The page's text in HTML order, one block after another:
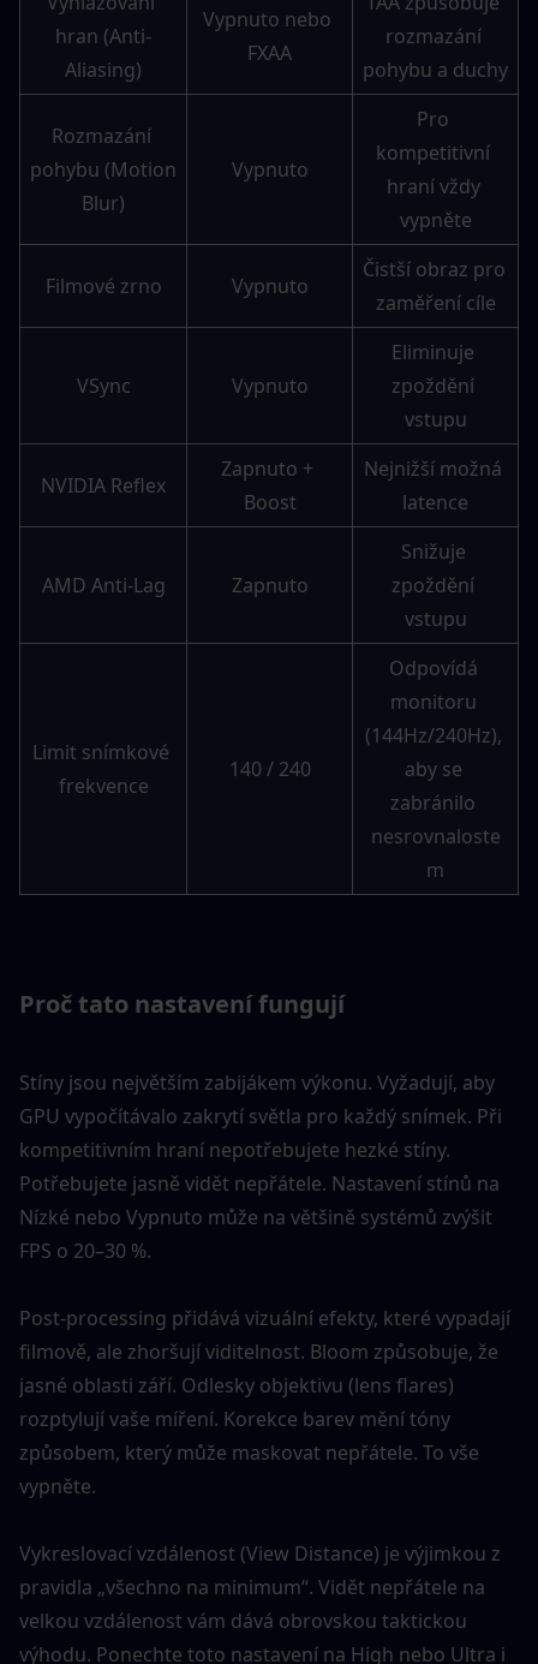
hran (Anti-
Aliasing)
Vypnuto nebo
FXAA
rozmazání
pohybu a duchy
Rozmazání
pohybu (Motion
Blur)
Vypnuto
Pro
kompetitivní
hraní vždy
vypněte
Filmové zrno Vypnuto
Čistší obraz pro
zaměření cíle
VSync Vypnuto
Eliminuje
zpoždění
vstupu
NVIDIA Reflex
Zapnuto +
Boost
Nejnižší možná
latence
AMD Anti-Lag Zapnuto
Snižuje
zpoždění
vstupu
Limit snímkové
frekvence
140 / 240
Odpovídá
monitoru
(144Hz/240Hz),
aby se
zabránilo
nesrovnaloste
m
Proč tato nastavení fungují
Stíny jsou největším zabijákem výkonu. Vyžadují, aby
GPU vypočítávalo zakrytí světla pro každý snímek. Při
kompetitivním hraní nepotřebujete hezké stíny.
Potřebujete jasně vidět nepřátele. Nastavení stínů na
Nízké nebo Vypnuto může na většině systémů zvýšit
FPS o 20–30 %.
Post-processing přidává vizuální efekty, které vypadají
filmově, ale zhoršují viditelnost. Bloom způsobuje, že
jasné oblasti září. Odlesky objektivu (lens flares)
rozptylují vaše míření. Korekce barev mění tóny
způsobem, který může maskovat nepřátele. To vše
vypněte.
Vykreslovací vzdálenost (View Distance) je výjimkou z
pravidla „všechno na minimum“. Vidět nepřátele na
velkou vzdálenost vám dává obrovskou taktickou
výhodu. Ponechte toto nastavení na High nebo Ultra i